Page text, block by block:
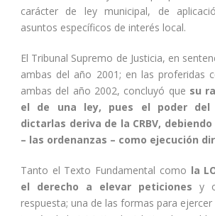
carácter de ley municipal, de
asuntos específicos de interés local.
El Tribunal Supremo de Justicia, en
ambas del año 2001; en las proferidas
ambas del año 2002, concluyó que su
el de una ley, pues el poder del
dictarlas deriva de la CRBV,
– las ordenanzas – como ejecución
Tanto el Texto Fundamental como la
el derecho a elevar peticiones y
respuesta; una de las formas para